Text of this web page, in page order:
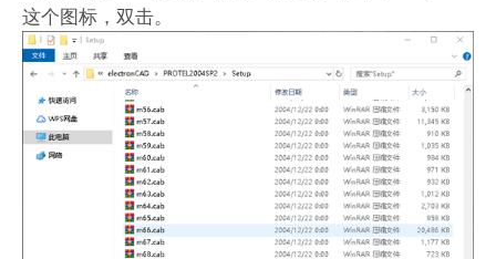
这个图标，双击。